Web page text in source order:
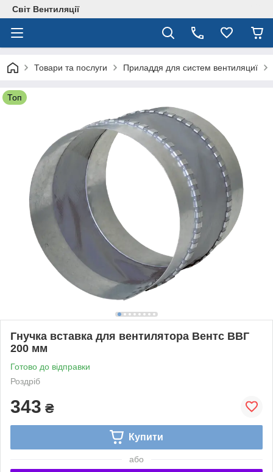
Світ Вентиляції
Товари та послуги Приладдя для систем вентиляциї
Топ
Гнучка вставка для вентилятора Вентс ВВГ
200 мм
Готово до відправки
Роздріб
343 ₴
Купити
або